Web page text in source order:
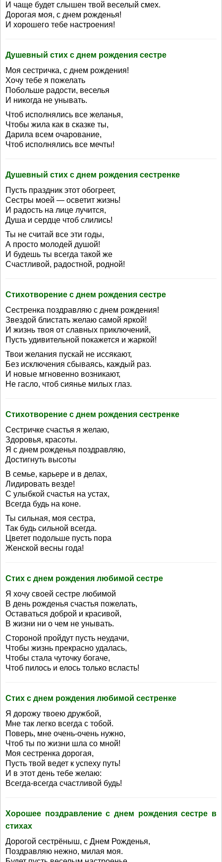
И чаще будет слышен твой веселый смех.
Дорогая моя, с днем рожденья!
И хорошего тебе настроения!
Душевный стих с днем рождения сестре
Моя сестричка, с днем рождения!
Хочу тебе я пожелать
Побольше радости, веселья
И никогда не унывать.
Чтоб исполнялись все желанья,
Чтобы жила как в сказке ты,
Дарила всем очарование,
Чтоб исполнялись все мечты!
Душевный стих с днем рождения сестренке
Пусть праздник этот обогреет,
Сестры моей — осветит жизнь!
И радость на лице лучится,
Душа и сердце чтоб слились!
Ты не считай все эти годы,
А просто молодей душой!
И будешь ты всегда такой же
Счастливой, радостной, родной!
Стихотворение с днем рождения сестре
Сестренка поздравляю с днем рождения!
Звездой блистать желаю самой яркой!
И жизнь твоя от славных приключений,
Пусть удивительной покажется и жаркой!
Твои желания пускай не иссякают,
Без исключения сбываясь, каждый раз.
И новые мгновенно возникают,
Не гасло, чтоб сиянье милых глаз.
Стихотворение с днем рождения сестренке
Сестричке счастья я желаю,
Здоровья, красоты.
Я с днем рожденья поздравляю,
Достигнуть высоты
В семье, карьере и в делах,
Лидировать везде!
С улыбкой счастья на устах,
Всегда будь на коне.
Ты сильная, моя сестра,
Так будь сильной всегда.
Цветет подольше пусть пора
Женской весны года!
Стих с днем рождения любимой сестре
Я хочу своей сестре любимой
В день рожденья счастья пожелать,
Оставаться доброй и красивой,
В жизни ни о чем не унывать.
Стороной пройдут пусть неудачи,
Чтобы жизнь прекрасно удалась,
Чтобы стала чуточку богаче,
Чтоб пилось и елось только всласть!
Стих с днем рождения любимой сестренке
Я дорожу твоею дружбой,
Мне так легко всегда с тобой.
Поверь, мне очень-очень нужно,
Чтоб ты по жизни шла со мной!
Моя сестренка дорогая,
Пусть твой ведет к успеху путь!
И в этот день тебе желаю:
Всегда-всегда счастливой будь!
Хорошее поздравление с днем рождения сестре в
стихах
Дорогой сестрёныш, с Днем Рожденья,
Поздравляю нежно, милая моя.